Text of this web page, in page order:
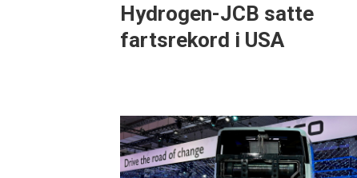
Hydrogen-JCB satte
fartsrekord i USA